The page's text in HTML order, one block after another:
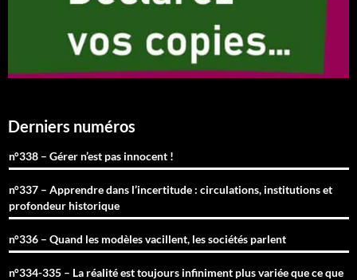
Derniers numéros
n°338 – Gérer n’est pas innocent !
n°337 – Apprendre dans l’incertitude : circulations, institutions et
profondeur historique
n°336 – Quand les modèles vacillent, les sociétés parlent
n°334-335 – La réalité est toujours infiniment plus variée que ce que